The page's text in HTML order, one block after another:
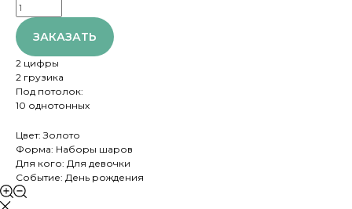
ЗАКАЗАТЬ
2 цифры
2 грузика
Под потолок:
10 однотонных
Цвет: Золото
Форма: Наборы шаров
Для кого: Для девочки
Событие: День рождения